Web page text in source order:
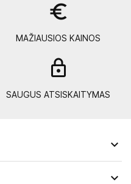
euro_symbol
MAŽIAUSIOS KAINOS
SAUGUS ATSISKAITYMAS

